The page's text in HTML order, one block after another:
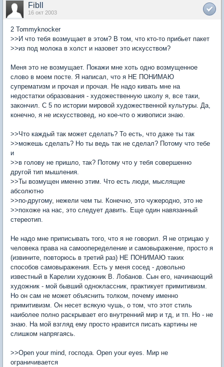
Fibll
16 окт 2003
2 Tommyknocker
>>И что тебя возмущает в этом? В том, что кто-то прибьет пакет
>>из под молока в холст и назовет это искусством?
Меня это не возмущает. Покажи мне хоть одно возмущенное
слово в моем посте. Я написал, что я НЕ ПОНИМАЮ
супрематизм и прочая и прочая. Не надо кивать мне на
недостатки образования - художественную школу я, все таки,
закончил. С 5 по истории мировой художественной культуры. Да,
конечно, я не искусствовед, но кое-что о живописи знаю.
>>Что каждый так может сделать? То есть, что даже ты так
>>можешь сделать? Но ты ведь так не сделал? Потому что тебе
и
>>в голову не пришло, так? Потому что у тебя совершенно
другой тип мышления.
>>Ты возмущен именно этим. Что есть люди, мыслящие
абсолютно
>>по-другому, нежели чем ты. Конечно, это чужеродно, это не
>>похоже на нас, это следует давить. Еще один навязанный
стереотип.
Не надо мне приписывать того, что я не говорил. Я не отрицаю у
человека права на самоопеределение и самовыражение, просто я
(извините, повторюсь в третий раз) НЕ ПОНИМАЮ таких
способов самовыражения. Есть у меня сосед - довольно
известный в Карелии художник В. Лобанов. Сын его, начинающий
художник - мой бывший одноклассник, практикует примитивизм.
Но он сам не может объяснить толком, почему именно
примитивизм. Он несет всякую чушь, о том, что этот стиль
наиболее полно раскрывает его внутренний мир и тд, и тп. Но - не
знаю. На мой взгляд ему просто нравится писать картины не
слишком напрягаясь.
>>Open your mind, господа. Open your eyes. Мир не
ограничивается